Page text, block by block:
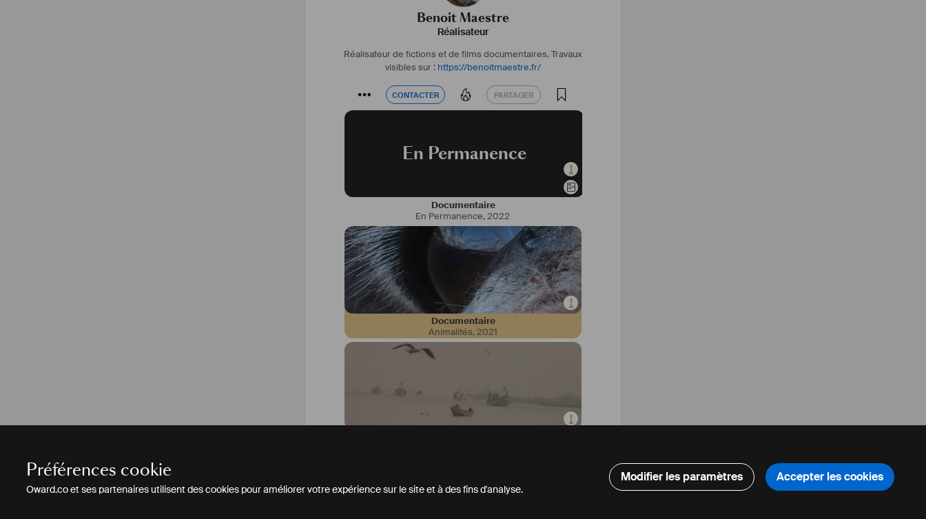
Préférences cookie
Oward.co et ses partenaires utilisent des cookies pour améliorer votre expérience sur le site et à des fins d'analyse.
Modifier les paramètres Accepter les cookies
Benoit Maestre
Réalisateur
Réalisateur de fictions et de films documentaires.Travaux
visibles sur : https://benoitmaestre.fr/
CONTACTER PARTAGER
CONTACTER PARTAGER
En Permanence
Documentaire
En Permanence,2022
Documentaire
Animalités,2021